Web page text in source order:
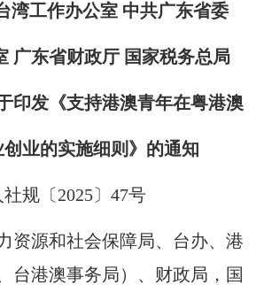
湾工作办公室 中共广东省委
广东省财政厅 国家税务总局
印发《支持港澳青年在粤港澳
业的实施细则》的通知
规〔2025〕47号
资源和社会保障局、台办、港
台港澳事务局）、财政局，国